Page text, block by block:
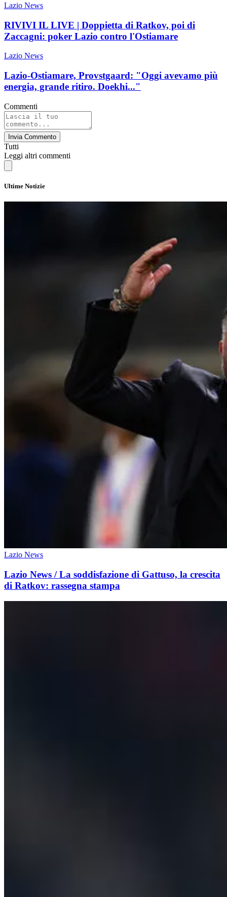
Lazio News
RIVIVI IL LIVE | Doppietta di Ratkov, poi di
Zaccagni: poker Lazio contro l'Ostiamare
Lazio News
Lazio-Ostiamare, Provstgaard: "Oggi avevamo più
energia, grande ritiro. Doekhi..."
Commenti
Invia Commento
Tutti
Leggi altri commenti
Ultime Notizie
Lazio News
Lazio News / La soddisfazione di Gattuso, la crescita
di Ratkov: rassegna stampa